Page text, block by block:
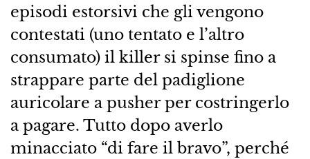
episodi estorsivi che gli vengono
contestati (uno tentato e l’altro
consumato) il killer si spinse fino a
strappare parte del padiglione
auricolare a pusher per costringerlo
a pagare. Tutto dopo averlo
minacciato “di fare il bravo”, perché